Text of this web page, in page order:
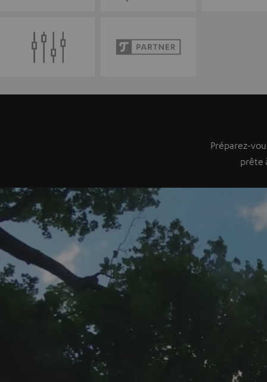
Préparez-
prête